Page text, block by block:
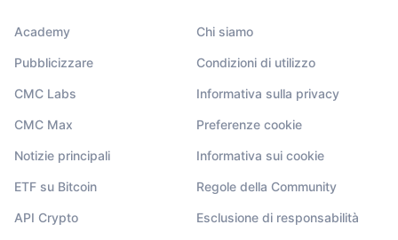
Academy
Pubblicizzare
CMC Labs
CMC Max
Notizie principali
ETF su Bitcoin
API Crypto
Chi siamo
Condizioni di utilizzo
Informativa sulla privacy
Preferenze cookie
Informativa sui cookie
Regole della Community
Esclusione di responsabilità